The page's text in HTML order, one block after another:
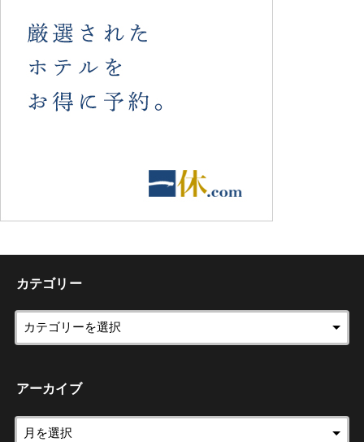
カテゴリー
アーカイブ